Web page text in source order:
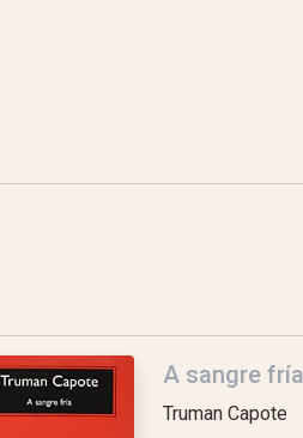
A sangre fría
Truman Capote